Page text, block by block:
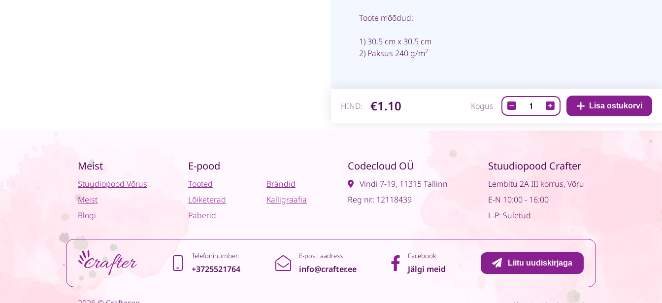
Toote mõõdud:
1) 30,5 cm x 30,5 cm
2) Paksus 240 g/m2
HIND: €1.10 Kogus
Disainpaber-
Lady's
secret
Lisa ostukorvi
Meist
Stuudiopood Võrus
Meist
Blogi
E-pood
Tooted
Lõiketerad
Paberid
Brändid
Kalligraafia
Codecloud OÜ
Vindi 7-19, 11315 Tallinn
Reg nr.: 12118439
Stuudiopood Crafter
Lembitu 2A III korrus, Võru
E-N 10:00 - 16:00
L-P: Suletud
Telefoninumber:
+3725521764
E-posti aadress
info@crafter.ee
Facebook
Jälgi meid
Liitu uudiskirjaga